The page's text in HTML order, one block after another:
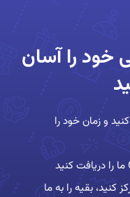
خود را آسان
و زمان خود را
بقیه را به ما